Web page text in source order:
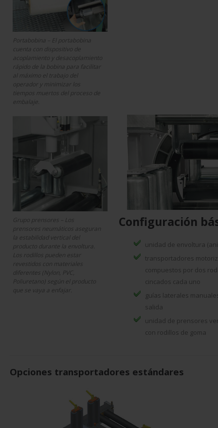
Portabobina – El portabobina
cuenta con dispositivo de
acoplamiento y desacoplamiento
rápido de la bobina para facilitar
al máximo el trabajo del
operador y minimizar los
tiempos muertos del proceso de
embalaje.
Grupo prensores – Los
prensores neumáticos aseguran
la estabilidad vertical del
producto durante la envoltura.
Los rodillos pueden estar
revestidos con materiales
diferentes (Nylon, PVC,
Poliuretano) según el producto
que se vaya a enfajar.
Configuración
unidad de envoltura
transportadores
compuestos por dos
cincados cada uno
guías laterales
salida
unidad de prensores
con rodillos de goma
Opciones transportadores estándares